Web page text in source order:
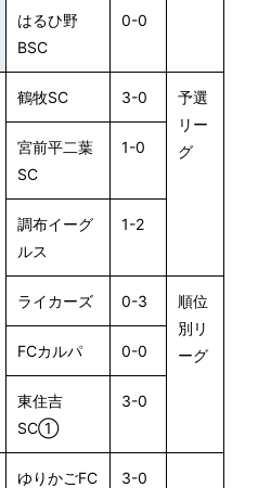
はるひ野
BSC
0-0
鶴牧SC 3-0
予選
リー
グ
宮前平二葉
SC
1-0
調布イーグ
ルス
1-2
ライカーズ 0-3
順位
別リ
ーグ
FCカルパ 0-0
東住吉
SC①
3-0
ゆりかごFC 3-0